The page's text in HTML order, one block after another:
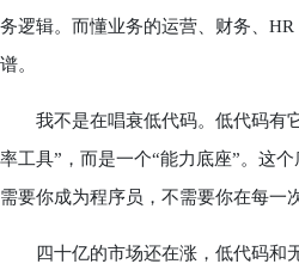
务逻辑。而懂业务的运营、财务、
谱。
我不是在唱衰低代码。低代码有它
率工具”，而是一个“能力底座”。这
需要你成为程序员，不需要你在每一
四十亿的市场还在涨，低代码和无